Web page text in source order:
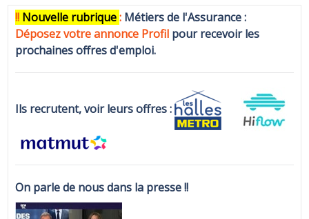
!! Nouvelle rubrique: Métiers de l'Assurance :
Déposez votre annonce Profil pour recevoir les
prochaines offres d'emploi.
Ils recrutent, voir leurs offres :
On parle de nous dans la presse !!